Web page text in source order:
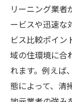
リーニング業者
ービスや迅速な
ビス比較ポイン
域の住環境に合
れます。例えば
態によって、清